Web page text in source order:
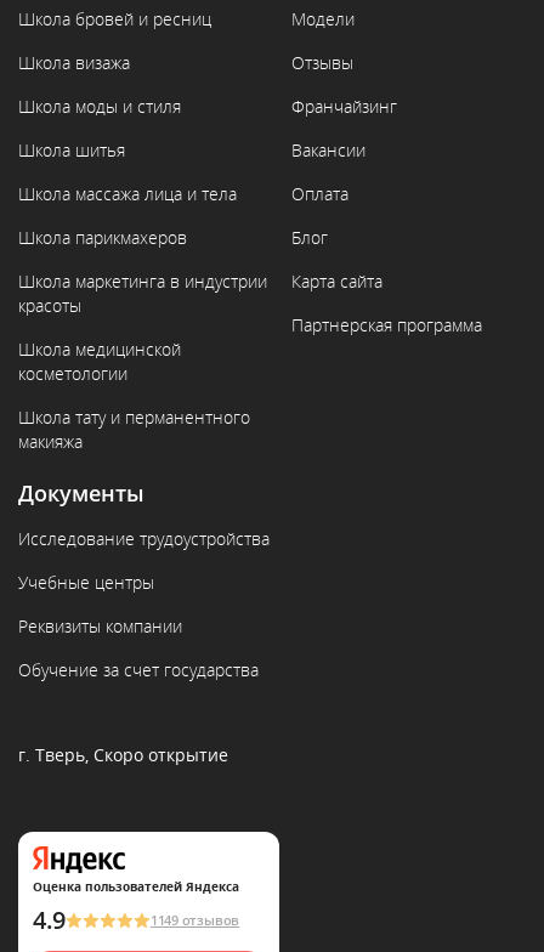
Школа бровей и ресниц
Школа визажа
Школа моды и стиля
Школа шитья
Школа массажа лица и тела
Школа парикмахеров
Школа маркетинга в индустрии
красоты
Школа медицинской
косметологии
Школа тату и перманентного
макияжа
Модели
Отзывы
Франчайзинг
Вакансии
Оплата
Блог
Карта сайта
Партнерская программа
Документы
Исследование трудоустройства
Учебные центры
Реквизиты компании
Обучение за счет государства
г. Тверь, Скоро открытие
Оценка пользователей Яндекса
4.9 1149 отзывов